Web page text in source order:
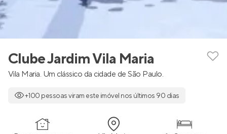
Clube Jardim Vila Maria
Vila Maria. Um clássico da cidade de São Paulo.
+100 pessoas viram este imóvel nos últimos 90 dias